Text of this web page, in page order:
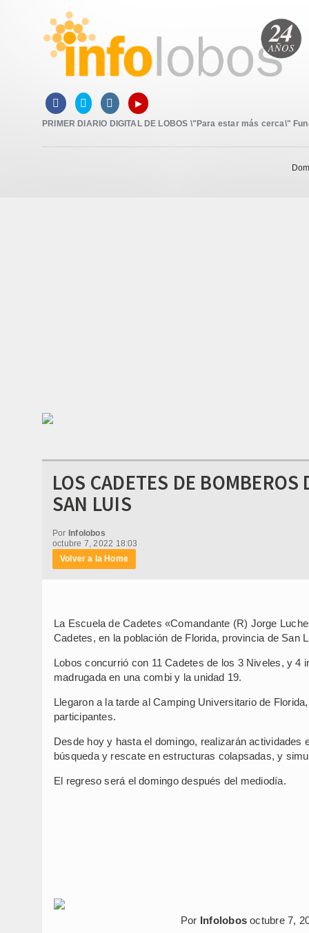
   ▸
PRIMER DIARIO DIGITAL DE LOBOS \"Para estar más cerca\"
LOS CADETES DE
SAN LUIS
Por Infolobos
octubre 7, 2022 18:03
Volver a la Home
La Escuela de Cadetes «Comandante (R) Jorge
Cadetes, en la población de Florida, provincia de San
Lobos concurrió con 11 Cadetes de los 3 Niveles, y 4
madrugada en una combi y la unidad 19.
Llegaron a la tarde al Camping Universitario de
participantes.
Desde hoy y hasta el domingo, realizarán
búsqueda y rescate en estructuras colapsadas, y
El regreso será el domingo después del mediodía.
Por Infolobos octubre 7,